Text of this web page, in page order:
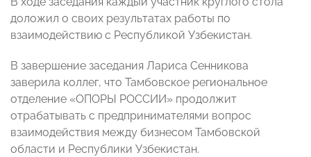
доложил о своих результатах работы по
взаимодействию с Республикой Узбекистан.
В завершение заседания Лариса Сенникова
заверила коллег, что Тамбовское региональное
отделение «ОПОРЫ РОССИИ» продолжит
отрабатывать с предпринимателями вопрос
взаимодействия между бизнесом Тамбовской
области и Республики Узбекистан.